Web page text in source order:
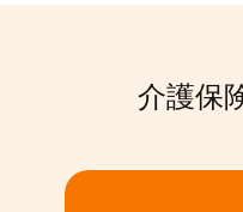
介護保